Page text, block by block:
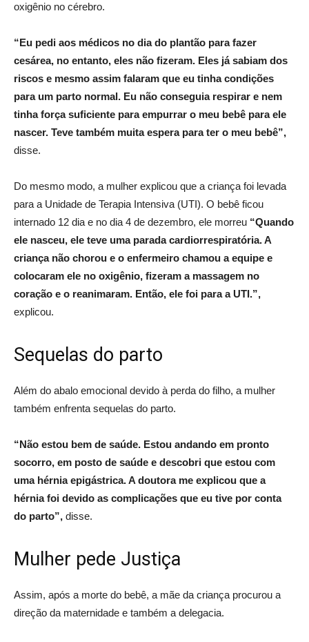
oxigênio no cérebro.
“Eu pedi aos médicos no dia do plantão para fazer
cesárea, no entanto, eles não fizeram. Eles já sabiam dos
riscos e mesmo assim falaram que eu tinha condições
para um parto normal. Eu não conseguia respirar e nem
tinha força suficiente para empurrar o meu bebê para ele
nascer. Teve também muita espera para ter o meu bebê”,
disse.
Do mesmo modo, a mulher explicou que a criança foi levada
para a Unidade de Terapia Intensiva (UTI). O bebê ficou
internado 12 dia e no dia 4 de dezembro, ele morreu “Quando
ele nasceu, ele teve uma parada cardiorrespiratória. A
criança não chorou e o enfermeiro chamou a equipe e
colocaram ele no oxigênio, fizeram a massagem no
coração e o reanimaram. Então, ele foi para a UTI.”,
explicou.
Sequelas do parto
Além do abalo emocional devido à perda do filho, a mulher
também enfrenta sequelas do parto.
“Não estou bem de saúde. Estou andando em pronto
socorro, em posto de saúde e descobri que estou com
uma hérnia epigástrica. A doutora me explicou que a
hérnia foi devido as complicações que eu tive por conta
do parto”, disse.
Mulher pede Justiça
Assim, após a morte do bebê, a mãe da criança procurou a
direção da maternidade e também a delegacia.